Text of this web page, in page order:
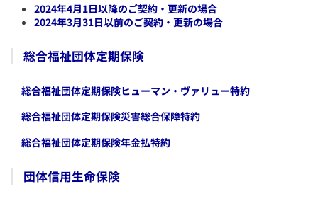
2024年4月1日以降のご契約・更新の場合
2024年3月31日以前のご契約・更新の場合
​総合福祉団体定期保険
​総合福祉団体定期保険ヒューマン・ヴァリュー特約
​総合福祉団体定期保険災害総合保障特約
​総合福祉団体定期保険年金払特約
​団体信用生命保険